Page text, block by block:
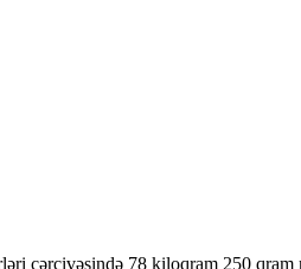
çərçivəsində 78 kiloqram 250